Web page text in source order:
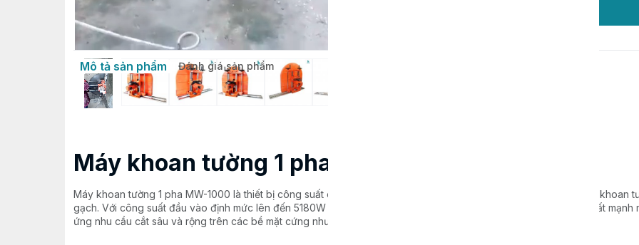
Mô tả sản phẩm Đánh giá sản phẩm
Máy khoan tường 1 pha MW-1000
Máy khoan tường 1 pha MW-1000 là thiết bị công suất cao, được thiết kế chuyên dụng cho các công việc cắt và khoan
gạch. Với công suất đầu vào định mức lên đến 5180W và tốc độ không tải 1200 vòng/phút, máy mang lại hiệu suất mạnh
ứng nhu cầu cắt sâu và rộng trên các bề mặt cứng như gạch, bê tông.